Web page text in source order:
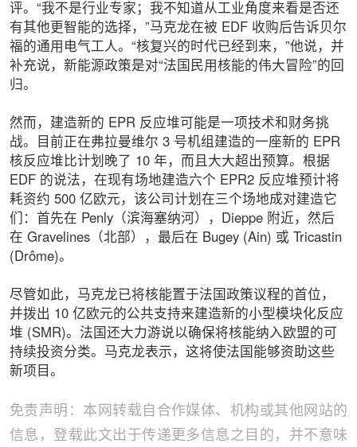
评。“我不是行业专家；我不知道从工业角度来看是否还
有其他更智能的选择，”马克龙在被 EDF 收购后告诉贝尔
福的通用电气工人。“核复兴的时代已经到来，”他说，并
补充说，新能源政策是对“法国民用核能的伟大冒险”的回
归。
然而，建造新的 EPR 反应堆可能是一项技术和财务挑
战。目前正在弗拉曼维尔 3 号机组建造的一座新的 EPR
核反应堆比计划晚了 10 年，而且大大超出预算。根据
EDF 的说法，在现有场地建造六个 EPR2 反应堆预计将
耗资约 500 亿欧元，该公司计划在三个场地成对建造它
们：首先在 Penly（滨海塞纳河），Dieppe 附近，然后
在 Gravelines（北部），最后在 Bugey (Ain) 或 Tricastin
(Drôme)。
尽管如此，马克龙已将核能置于法国政策议程的首位，
并拨出 10 亿欧元的公共支持来建造新的小型模块化反应
堆 (SMR)。法国还大力游说以确保将核能纳入欧盟的可
持续投资分类。马克龙表示，这将使法国能够资助这些
新项目。
免责声明：本网转载自合作媒体、机构或其他网站的
信息，登载此文出于传递更多信息之目的，并不意味